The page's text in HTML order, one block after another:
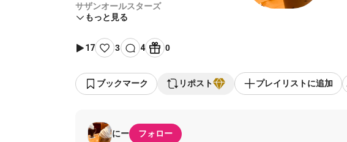
サザンオールスターズ
もっと見る
17 3 4 0
ブックマーク リポスト プレイリストに追加
にー フォロー